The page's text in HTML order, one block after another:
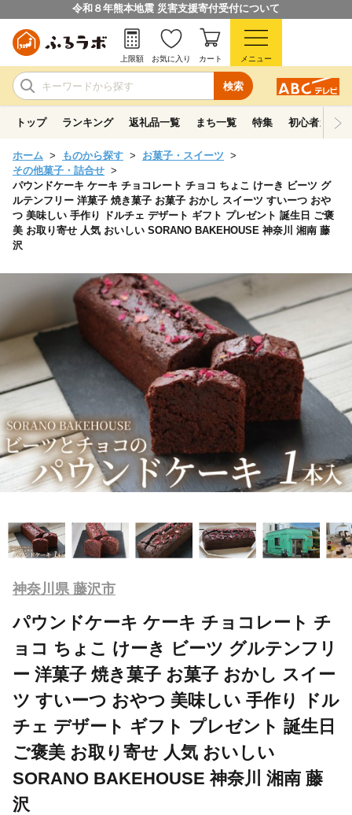
令和８年熊本地震 災害支援寄付受付について
検索
上限額 お気に入り カート メニュー
トップ ランキング 返礼品一覧 まち一覧 特集 初心者ガイド
ホーム ものから探す
お菓子・スイーツ
その他菓子・詰合せ
パウンドケーキ ケーキ チョコレート チョコ ちょこ けーき ビーツ グ
ルテンフリー 洋菓子 焼き菓子 お菓子 おかし スイーツ すいーつ おや
つ 美味しい 手作り ドルチェ デザート ギフト プレゼント 誕生日 ご褒
美 お取り寄せ 人気 おいしい SORANO BAKEHOUSE 神奈川 湘南 藤
沢
神奈川県 藤沢市
パウンドケーキ ケーキ チョコレート チ
ョコ ちょこ けーき ビーツ グルテンフリ
ー 洋菓子 焼き菓子 お菓子 おかし スイー
ツ すいーつ おやつ 美味しい 手作り ドル
チェ デザート ギフト プレゼント 誕生日
ご褒美 お取り寄せ 人気 おいしい
SORANO BAKEHOUSE 神奈川 湘南 藤
沢